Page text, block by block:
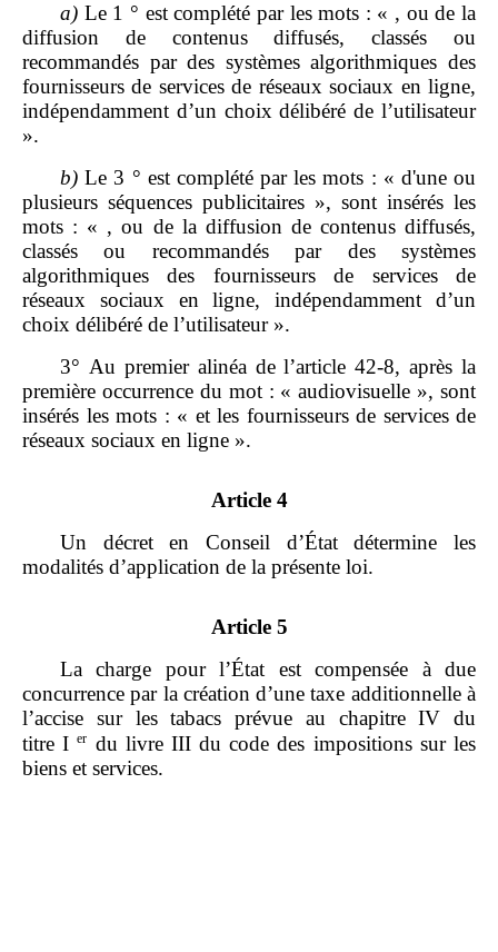
a) Le 1 ° est complété par les mots : « , ou de la
diffusion de contenus diffusés, classés ou
recommandés par des systèmes algorithmiques des
fournisseurs de services de réseaux sociaux en ligne,
indépendamment d’un choix délibéré de l’utilisateur
».
b) Le 3 ° est complété par les mots : « d'une ou
plusieurs séquences publicitaires », sont insérés les
mots : « , ou de la diffusion de contenus diffusés,
classés ou recommandés par des systèmes
algorithmiques des fournisseurs de services de
réseaux sociaux en ligne, indépendamment d’un
choix délibéré de l’utilisateur ».
3° Au premier alinéa de l’article 42-8, après la
première occurrence du mot : « audiovisuelle », sont
insérés les mots : « et les fournisseurs de services de
réseaux sociaux en ligne ».
Article 4
Un décret en Conseil d’État détermine les
modalités d’application de la présente loi.
Article 5
La charge pour l’État est compensée à due
concurrence par la création d’une taxe additionnelle à
l’accise sur les tabacs prévue au chapitre IV du
titre Ier du livre III du code des impositions sur les
biens et services.